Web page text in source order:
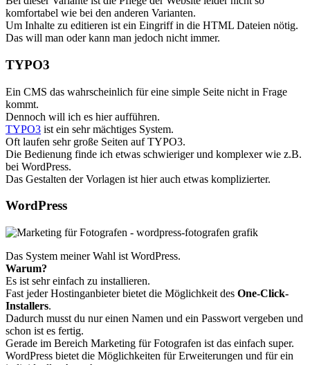
komfortabel wie bei den anderen Varianten.
Um Inhalte zu editieren ist ein Eingriff in die HTML Dateien nötig.
Das will man oder kann man jedoch nicht immer.
TYPO3
Ein CMS das wahrscheinlich für eine simple Seite nicht in Frage
kommt.
Dennoch will ich es hier aufführen.
TYPO3 ist ein sehr mächtiges System.
Oft laufen sehr große Seiten auf TYPO3.
Die Bedienung finde ich etwas schwieriger und komplexer wie z.B.
bei WordPress.
Das Gestalten der Vorlagen ist hier auch etwas komplizierter.
WordPress
Das System meiner Wahl ist WordPress.
Warum?
Es ist sehr einfach zu installieren.
Fast jeder Hostinganbieter bietet die Möglichkeit des One-Click-
Installers.
Dadurch musst du nur einen Namen und ein Passwort vergeben und
schon ist es fertig.
Gerade im Bereich Marketing für Fotografen ist das einfach super.
WordPress bietet die Möglichkeiten für Erweiterungen und für ein